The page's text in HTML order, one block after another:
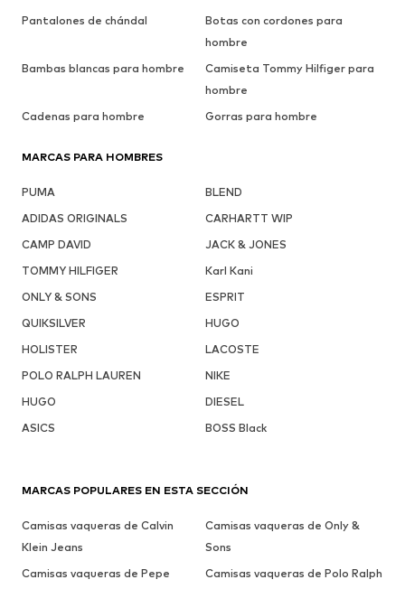
Pantalones de chándal
Botas con cordones para
hombre
Bambas blancas para hombre
Camiseta Tommy Hilfiger para
hombre
Cadenas para hombre
Gorras para hombre
MARCAS PARA HOMBRES
PUMA
BLEND
ADIDAS ORIGINALS
CARHARTT WIP
CAMP DAVID
JACK & JONES
TOMMY HILFIGER
Karl Kani
ONLY & SONS
ESPRIT
QUIKSILVER
HUGO
HOLISTER
LACOSTE
POLO RALPH LAUREN
NIKE
HUGO
DIESEL
ASICS
BOSS Black
MARCAS POPULARES EN ESTA SECCIÓN
Camisas vaqueras de Calvin
Klein Jeans
Camisas vaqueras de Only &
Sons
Camisas vaqueras de Pepe
Camisas vaqueras de Polo Ralph